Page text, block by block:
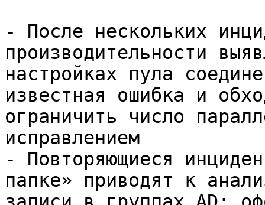
- После нескольких
производительности
настройках пула
известная ошибка и
ограничить число
исправлением
- Повторяющиеся
папке» приводят к